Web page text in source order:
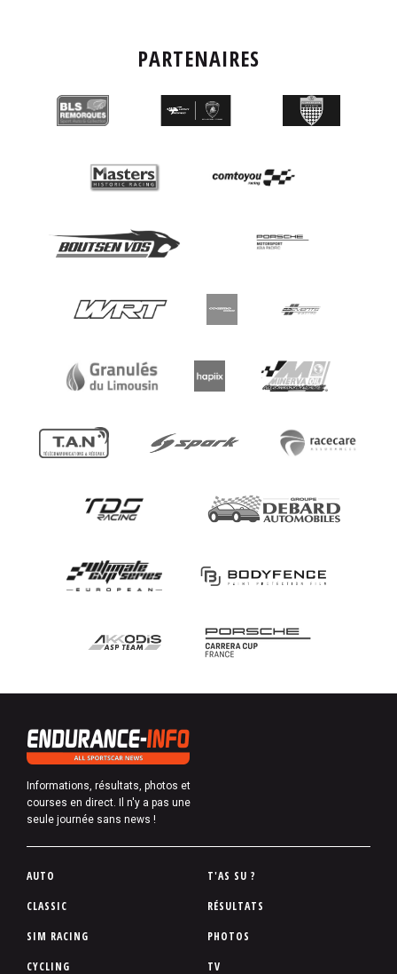
PARTENAIRES
Informations, résultats, photos et
courses en direct. Il n'y a pas une
seule journée sans news !
P
d
d
AUTO
CLASSIC
SIM RACING
CYCLING
T'AS SU ?
RÉSULTATS
PHOTOS
TV